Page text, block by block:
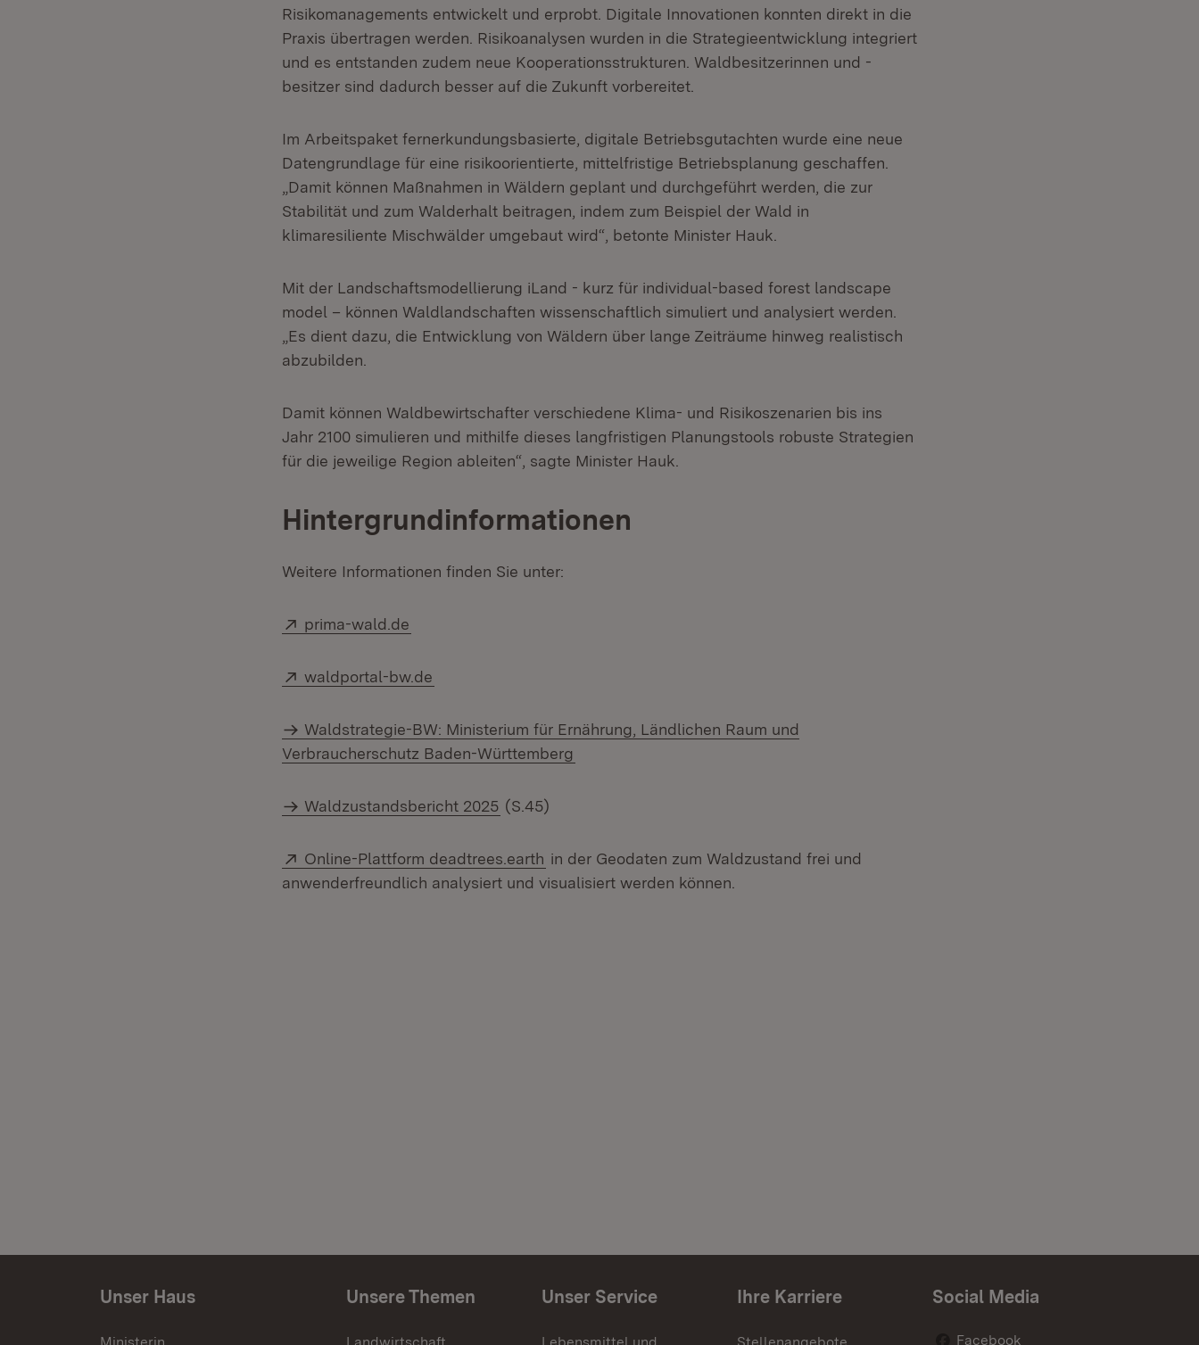
Risikomanagements entwickelt und erprobt. Digitale Innovationen konnten direkt in die
Praxis übertragen werden. Risikoanalysen wurden in die Strategieentwicklung integriert
und es entstanden zudem neue Kooperationsstrukturen. Waldbesitzerinnen und -
besitzer sind dadurch besser auf die Zukunft vorbereitet.
Im Arbeitspaket fernerkundungsbasierte, digitale Betriebsgutachten wurde eine neue
Datengrundlage für eine risikoorientierte, mittelfristige Betriebsplanung geschaffen.
„Damit können Maßnahmen in Wäldern geplant und durchgeführt werden, die zur
Stabilität und zum Walderhalt beitragen, indem zum Beispiel der Wald in
klimaresiliente Mischwälder umgebaut wird“, betonte Minister Hauk.
Mit der Landschaftsmodellierung iLand - kurz für individual-based forest landscape
model – können Waldlandschaften wissenschaftlich simuliert und analysiert werden.
„Es dient dazu, die Entwicklung von Wäldern über lange Zeiträume hinweg realistisch
abzubilden.
Damit können Waldbewirtschafter verschiedene Klima- und Risikoszenarien bis ins
Jahr 2100 simulieren und mithilfe dieses langfristigen Planungstools robuste Strategien
für die jeweilige Region ableiten“, sagte Minister Hauk.
Hintergrundinformationen
Weitere Informationen finden Sie unter:
Extern:
prima-wald.de
Extern:
waldportal-bw.de
Waldstrategie-BW: Ministerium für Ernährung, Ländlichen Raum und
Verbraucherschutz Baden-Württemberg
Waldzustandsbericht 2025 (S.45)
Extern:
Online-Plattform deadtrees.earth (Öffnet in neuem Fenster)
in der Geodaten zum Waldzustand frei und
anwenderfreundlich analysiert und visualisiert werden können.
Unser Haus Unsere Themen Unser Service Ihre Karriere Social Media
Facebook